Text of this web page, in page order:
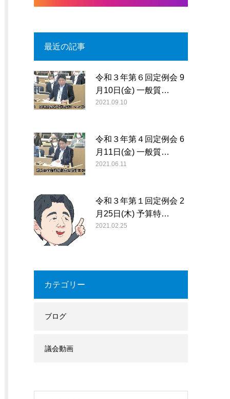
最近の記事
令和３年第６回定例会 9
月10日(金) 一般質…
2021.09.10
令和３年第４回定例会 6
月11日(金) 一般質…
2021.06.11
令和３年第１回定例会 2
月25日(木) 予算特…
2021.02.25
カテゴリー
ブログ
議会動画